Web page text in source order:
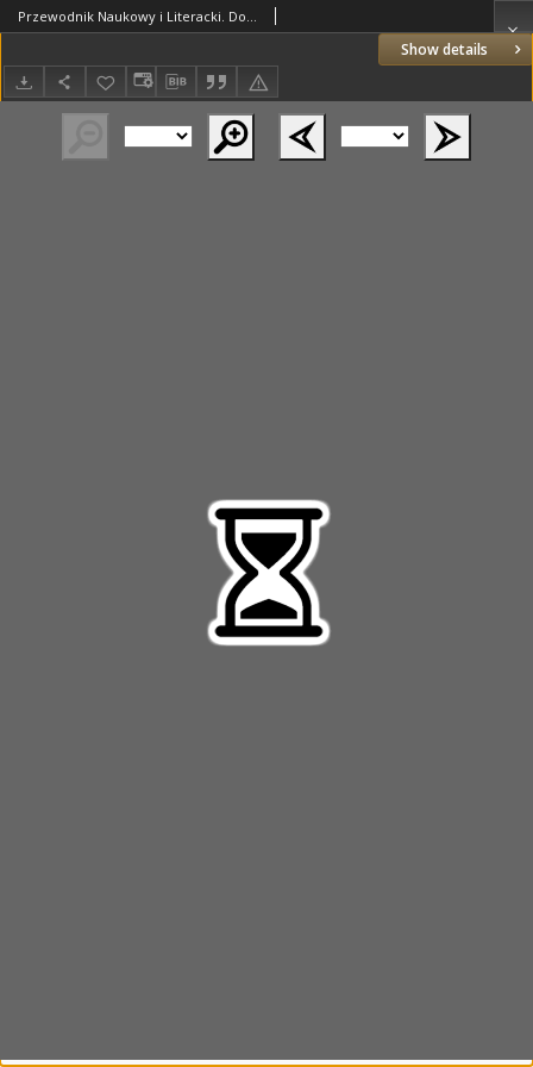
Show details
Przewodnik Naukowy i Literacki. Dodatek do "Gazety Lwowskiej". 1907 R.35 nr5